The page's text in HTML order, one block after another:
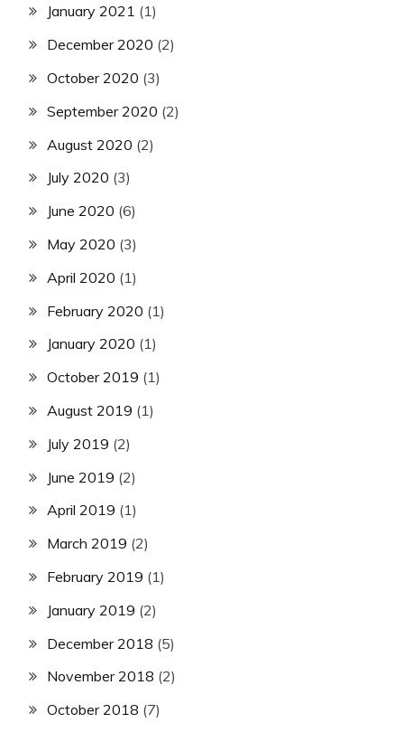
January 2021 (1)
December 2020 (2)
October 2020 (3)
September 2020 (2)
August 2020 (2)
July 2020 (3)
June 2020 (6)
May 2020 (3)
April 2020 (1)
February 2020 (1)
January 2020 (1)
October 2019 (1)
August 2019 (1)
July 2019 (2)
June 2019 (2)
April 2019 (1)
March 2019 (2)
February 2019 (1)
January 2019 (2)
December 2018 (5)
November 2018 (2)
October 2018 (7)